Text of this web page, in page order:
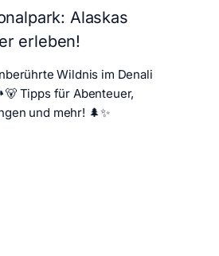
Alaskas
erleben!
Wildnis im Denali
Tipps für Abenteuer,
und mehr! 🌲✨